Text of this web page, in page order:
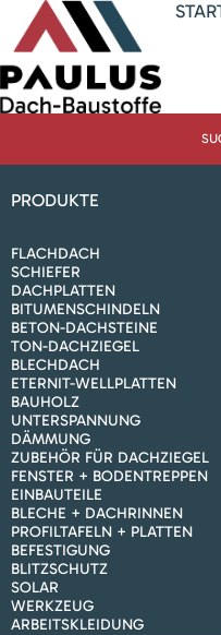
PRODUKTE
FLACHDACH
SCHIEFER
DACHPLATTEN
BITUMENSCHINDELN
BETON-DACHSTEINE
TON-DACHZIEGEL
BLECHDACH
ETERNIT-WELLPLATTEN
BAUHOLZ
UNTERSPANNUNG
DÄMMUNG
ZUBEHÖR FÜR DACHZIEGEL
FENSTER + BODENTREPPEN
EINBAUTEILE
BLECHE + DACHRINNEN
PROFILTAFELN + PLATTEN
BEFESTIGUNG
BLITZSCHUTZ
SOLAR
WERKZEUG
ARBEITSKLEIDUNG